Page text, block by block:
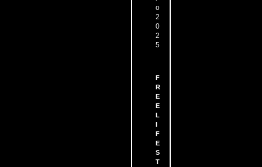
o
2
0
2
5
F
R
E
E
L
I
F
E
S
T